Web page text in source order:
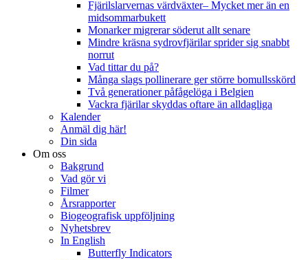
Fjärilslarvernas värdväxter– Mycket mer än en
midsommarbukett
Monarker migrerar söderut allt senare
Mindre kräsna sydrovfjärilar sprider sig snabbt
norrut
Vad tittar du på?
Många slags pollinerare ger större bomullsskörd
Två generationer påfågelöga i Belgien
Vackra fjärilar skyddas oftare än alldagliga
Kalender
Anmäl dig här!
Din sida
Om oss
Bakgrund
Vad gör vi
Filmer
Årsrapporter
Biogeografisk uppföljning
Nyhetsbrev
In English
Butterfly Indicators